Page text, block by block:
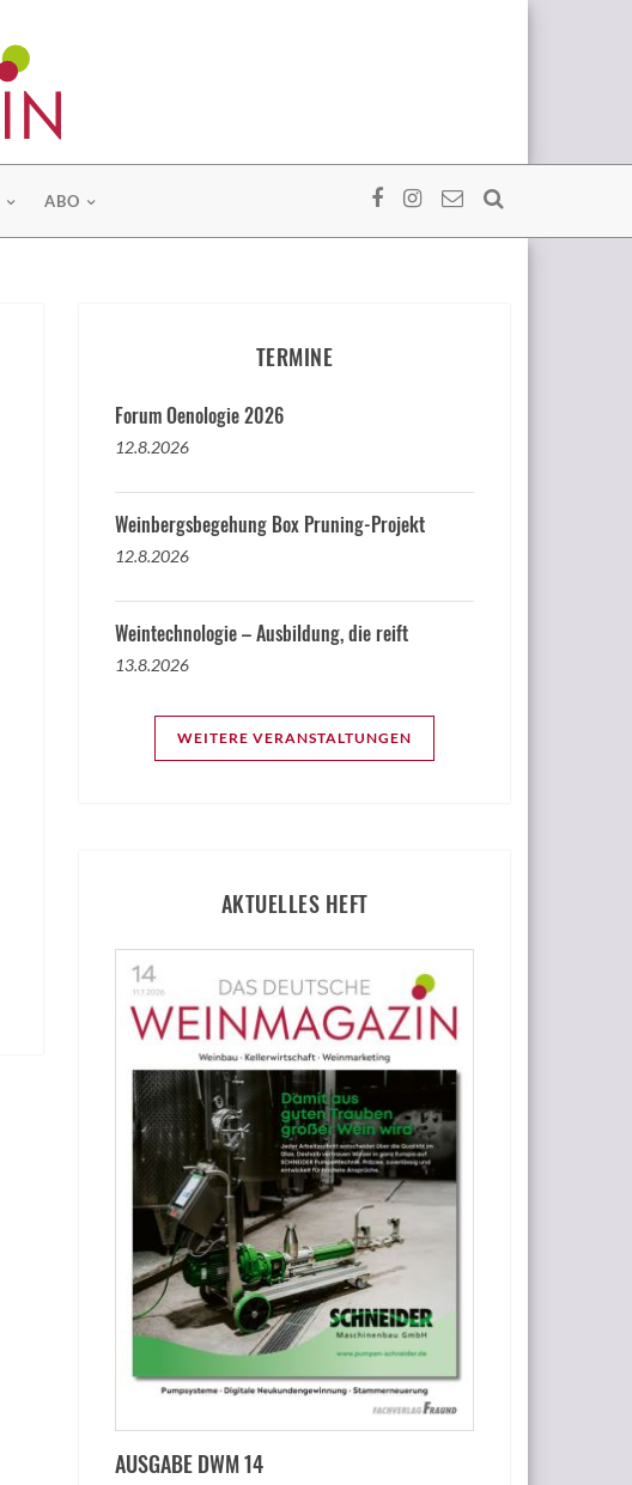
ABO
TERMINE
Forum Oenologie 2026
12.8.2026
Weinbergsbegehung Box Pruning-Projekt
12.8.2026
Weintechnologie – Ausbildung, die reift
13.8.2026
WEITERE VERANSTALTUNGEN
AKTUELLES HEFT
AUSGABE DWM 14